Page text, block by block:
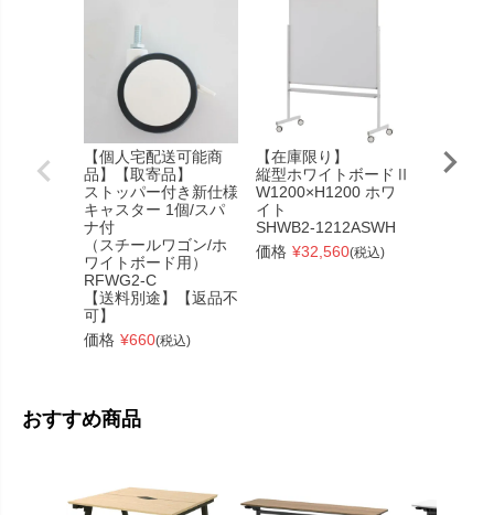
【個人宅配送可能商
品】【取寄品】
ストッパー付き新仕様
キャスター 1個/スパ
ナ付
（スチールワゴン/ホ
ワイトボード用）
RFWG2-C
【送料別途】【返品不
可】
価格 ¥660(税込)
【在庫限り】
縦型ホワイトボードⅡ
W1200×H1200 ホワ
イト
SHWB2-1212ASWH
価格 ¥32,560(税込)
プライ
パッド
おすすめ商品